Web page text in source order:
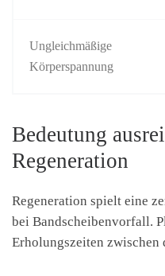
Ungleichmäßige
Körperspannung
Bedeutung
Regeneration
Regeneration spielt eine
bei Bandscheibenvorfall.
Erholungszeiten zwischen